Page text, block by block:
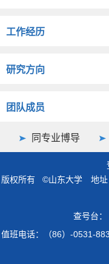
工作经历
研究方向
团队成员
同专业博导
版权所有 ©山东大学 地址
查号台
值班电话：（86）-0531-